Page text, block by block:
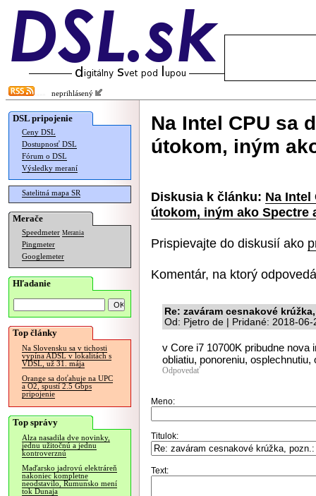
neprihlásený
DSL pripojenie
Ceny DSL
Dostupnosť DSL
Fórum o DSL
Výsledky meraní
Satelitná mapa SR
Merače
Speedmeter Merania
Pingmeter
Googlemeter
Hľadanie
Top články
Na Slovensku sa v tichosti
vypína ADSL v lokalitách s
VDSL, už 31. mája
Orange sa doťahuje na UPC
a O2, spustí 2.5 Gbps
pripojenie
Top správy
Alza nasadila dve novinky,
jednu užitočnú a jednu
kontroverznú
Maďarsko jadrovú elektráreň
nakoniec kompletne
neodstavilo, Rumunsko mení
tok Dunaja
Na Intel CPU sa
útokom, iným
Diskusia k článku: Na
útokom, iným ako Spectre
Prispievajte do diskusií ako
Komentár, na ktorý
Re: zaváram cesnakové
Od: Pjetro de | Pridané: 2018-
v Core i7 10700K pribudne nova
obliatiu, ponoreniu,
Odpovedať
Meno:
Titulok:
Text: